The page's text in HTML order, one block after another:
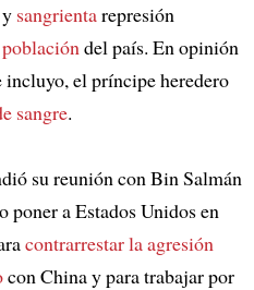
sangrientarepresión
del país. En opinión
incluyo, el príncipe heredero
sangre.
su reunión con Bin Salmán
poner a Estados Unidos en
contrarrestar la agresión
con China y para trabajar por